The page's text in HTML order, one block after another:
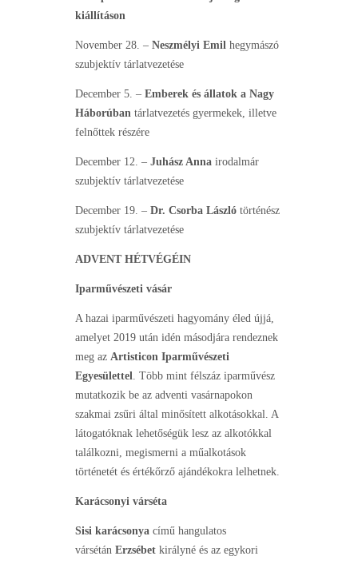
kiállításon
November 28. – Neszmélyi Emil hegymászó
szubjektív tárlatvezetése
December 5. – Emberek és állatok a Nagy
Háborúban tárlatvezetés gyermekek, illetve
felnőttek részére
December 12. – Juhász Anna irodalmár
szubjektív tárlatvezetése
December 19. – Dr. Csorba László történész
szubjektív tárlatvezetése
ADVENT HÉTVÉGÉIN
Iparművészeti vásár
A hazai iparművészeti hagyomány éled újjá,
amelyet 2019 után idén másodjára rendeznek
meg az Artisticon Iparművészeti
Egyesülettel. Több mint félszáz iparművész
mutatkozik be az adventi vasárnapokon
szakmai zsűri által minősített alkotásokkal. A
látogatóknak lehetőségük lesz az alkotókkal
találkozni, megismerni a műalkotások
történetét és értékőrző ajándékokra lelhetnek.
Karácsonyi várséta
Sisi karácsonya című hangulatos
vársétán Erzsébet királyné és az egykori